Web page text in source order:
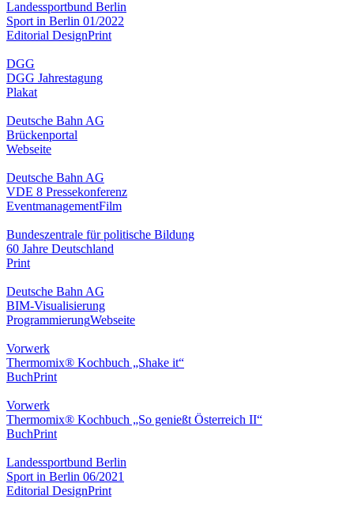
Landessportbund Berlin
Sport in Berlin 01/2022
Editorial DesignPrint
DGG
DGG Jahrestagung
Plakat
Deutsche Bahn AG
Brückenportal
Webseite
Deutsche Bahn AG
VDE 8 Pressekonferenz
EventmanagementFilm
Bundeszentrale für politische Bildung
60 Jahre Deutschland
Print
Deutsche Bahn AG
BIM-Visualisierung
ProgrammierungWebseite
Vorwerk
Thermomix® Kochbuch „Shake it“
BuchPrint
Vorwerk
Thermomix® Kochbuch „So genießt Österreich II“
BuchPrint
Landessportbund Berlin
Sport in Berlin 06/2021
Editorial DesignPrint